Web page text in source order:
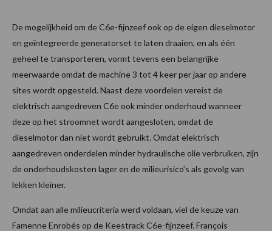
De mogelijkheid om de C6e-fijnzeef ook op de eigen dieselmotor
en geïntegreerde generatorset te laten draaien, en als één
geheel te transporteren, vormt tevens een belangrijke
meerwaarde omdat de machine 3 tot 4 keer per jaar op andere
sites wordt opgesteld. Naast deze voordelen vereist de
elektrisch aangedreven C6e ook minder onderhoud wanneer
deze op het stroomnet wordt aangesloten, omdat de
dieselmotor dan niet wordt gebruikt. Omdat elektrisch
aangedreven onderdelen minder hydraulische olie verbruiken, zijn
de onderhoudskosten lager en de milieurisico’s als gevolg van
lekken kleiner.
Omdat aan alle milieucriteria werd voldaan, viel de keuze van
Famenne Enrobés op de Keestrack C6e-fijnzeef. François